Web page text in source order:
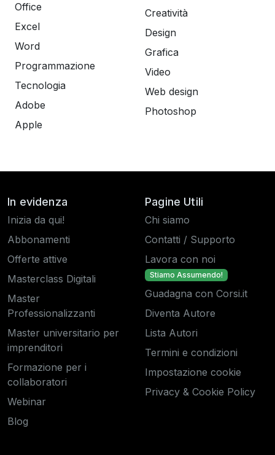
Office
Excel
Word
Programmazione
Tecnologia
Adobe
Apple
Creatività
Design
Grafica
Video
Web design
Photoshop
In evidenza
Inizia da qui!
Abbonamenti
Offerte attive
Masterclass Digitali
Master
Professionalizzanti
Master universitario per
imprenditori
Formazione per i
collaboratori
Webinar
Blog
Pagine Utili
Chi siamo
Contatti / Supporto
Lavora con noi
Stiamo Assumendo!
Guadagna con Corsi.it
Diventa Autore
Lista Autori
Termini e condizioni
Impostazione cookie
Privacy & Cookie Policy